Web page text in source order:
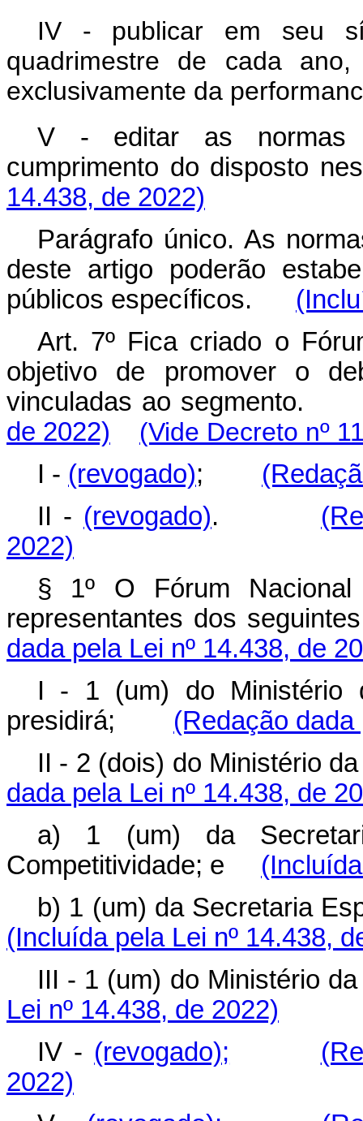
IV - publicar em seu
quadrimestre de cada
exclusivamente da
V - editar as normas
cumprimento do
14.438, de 2022)
Parágrafo único. As
deste artigo poderão
públicos específicos.
Art. 7º Fica criado o
objetivo de promover o
vinculadas ao
de 2022)
(Vide Decreto nº
I - (revogado);
II - (revogado).
2022)
§ 1º O Fórum
representantes dos
dada pela Lei nº 14.438, de
I - 1 (um) do Ministério
presidirá; (Redação dada
II - 2 (dois) do Ministério
dada pela Lei nº 14.438, de
a) 1 (um) da
Competitividade; e
b) 1 (um) da Secretaria
(Incluída pela Lei nº 14.438,
III - 1 (um) do
Lei nº 14.438, de 2022)
IV - (revogado);
2022)